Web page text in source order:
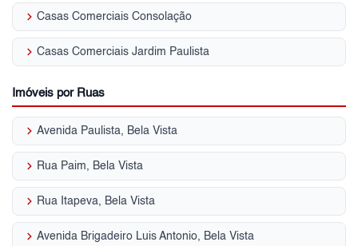
keyboard_arrow_right Casas Comerciais Consolação
keyboard_arrow_right Casas Comerciais Jardim Paulista
Imóveis por Ruas
keyboard_arrow_right Avenida Paulista, Bela Vista
keyboard_arrow_right Rua Paim, Bela Vista
keyboard_arrow_right Rua Itapeva, Bela Vista
keyboard_arrow_right Avenida Brigadeiro Luis Antonio, Bela Vista